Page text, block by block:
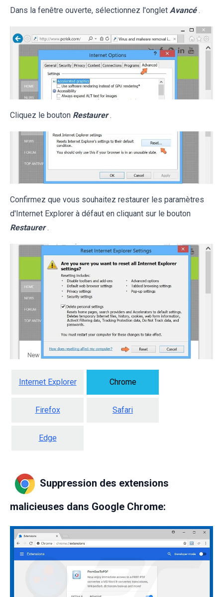
Dans la fenêtre ouverte, sélectionnez l'onglet Avancé .
Cliquez le bouton Restaurer .
Confirmez que vous souhaitez restaurer les paramètres
d'Internet Explorer à défaut en cliquant sur le bouton
Restaurer .
Internet Explorer Chrome
Firefox Safari
Edge
Suppression des extensions
malicieuses dans Google Chrome: